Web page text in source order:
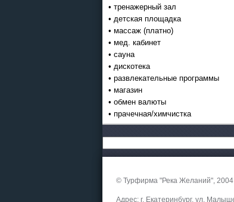
• тренажерный зал
• детская площадка
• массаж (платно)
• мед. кабинет
• сауна
• дискотека
• развлекательные программы
• магазин
• обмен валюты
• прачечная/химчистка
© Турфирма "Река Желаний",
Адрес: г. Екатеринбург, ул.